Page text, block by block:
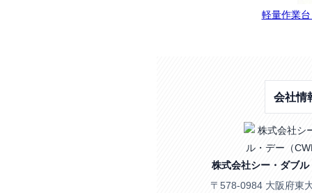
軽量作業
会社情
株式会社シー・ダブ
〒578-0984 大阪府東